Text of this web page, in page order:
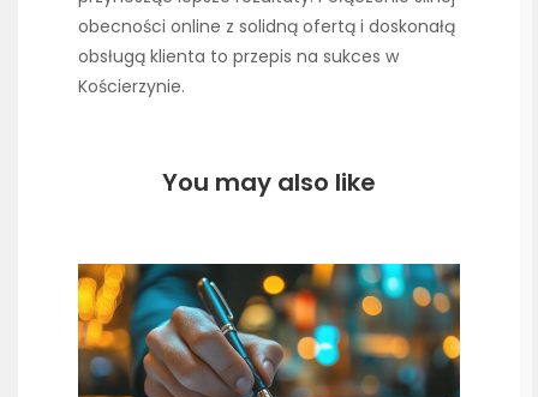
obecności online z solidną ofertą i doskonałą
obsługą klienta to przepis na sukces w
Kościerzynie.
You may also like